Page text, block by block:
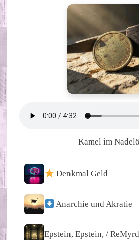
Kamel im
Denkmal Geld
Anarchie und Akratie
Epstein, Epstein, /